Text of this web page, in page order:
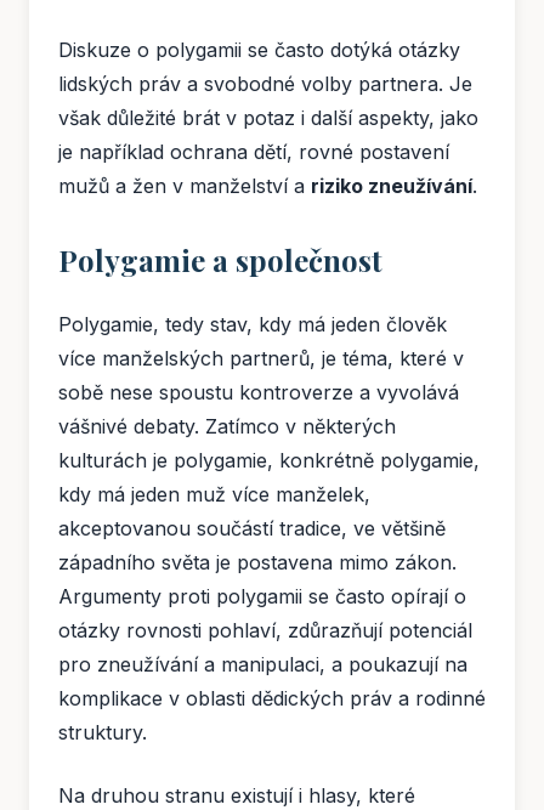
Diskuze o polygamii se často dotýká otázky
lidských práv a svobodné volby partnera. Je
však důležité brát v potaz i další aspekty, jako
je například ochrana dětí, rovné postavení
mužů a žen v manželství a riziko zneužívání.
Polygamie a společnost
Polygamie, tedy stav, kdy má jeden člověk
více manželských partnerů, je téma, které v
sobě nese spoustu kontroverze a vyvolává
vášnivé debaty. Zatímco v některých
kulturách je polygamie, konkrétně polygamie,
kdy má jeden muž více manželek,
akceptovanou součástí tradice, ve většině
západního světa je postavena mimo zákon.
Argumenty proti polygamii se často opírají o
otázky rovnosti pohlaví, zdůrazňují potenciál
pro zneužívání a manipulaci, a poukazují na
komplikace v oblasti dědických práv a rodinné
struktury.
Na druhou stranu existují i hlasy, které